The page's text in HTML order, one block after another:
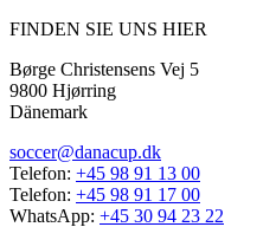
FINDEN SIE UNS HIER
Børge Christensens Vej 5
9800 Hjørring
Dänemark
soccer@danacup.dk
Telefon: +45 98 91 13 00
Telefon: +45 98 91 17 00
WhatsApp: +45 30 94 23 22